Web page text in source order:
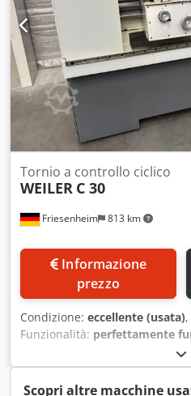
Friesenheim 813 km
Tornio a controllo ciclico
WEILER C 30
prezzo
Condizione: eccellente (usata)
Funzionalità: perfettamente
Weiler C30 (2011) Produttore:
Anno di costruzione: 2011
Distanza tra le punte: 750
Scopri altre macchine